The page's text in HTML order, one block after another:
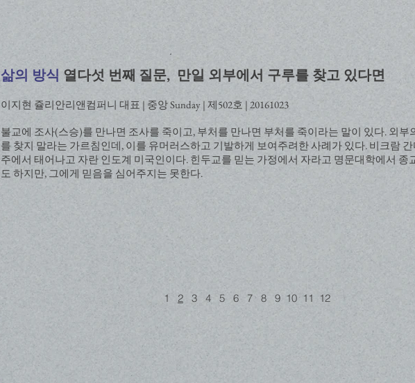
삶의 방식 열다섯 번째 질문, 만일 외부에서 구루를 찾고 있다면
이지현 쥴리안리앤컴퍼니 대표 | 중앙 Sunday | 제502호 | 20161023
불교에 조사(스승)를 만나면 조사를 죽이고, 부처를 만나면 부처를 죽이라는 말이 있다. 외부
를 찾지 말라는 가르침인데, 이를 유머러스하고 기발하게 보여주려한 사례가 있다. 비크람
주에서 태어나고 자란 인도계 미국인이다. 힌두교를 믿는 가정에서 자라고 명문대학에서 종
도 하지만, 그에게 믿음을 심어주지는 못한다.
1 2 3 4 5 6 7 8 9 10 11 12